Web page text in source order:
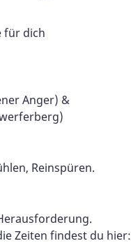
für dich
Anger) &
Reinspüren.
Zeiten findest du hier: